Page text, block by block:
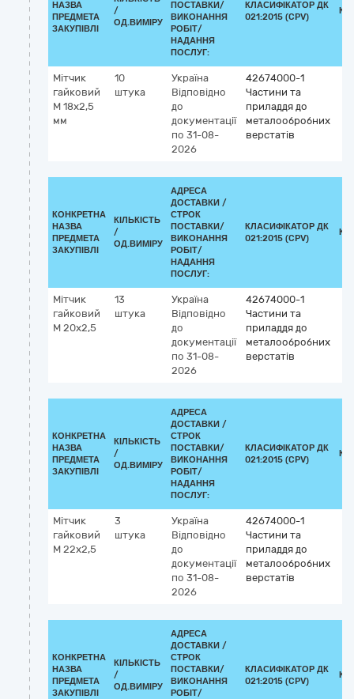
НАЗВА
ПРЕДМЕТА
ЗАКУПІВЛІ
/
ОД.ВИМІРУ
ПОСТАВКИ/
ВИКОНАННЯ
РОБІТ/
НАДАННЯ
ПОСЛУГ:
КЛАСИФІКАТОР ДК
021:2015 (CPV)
Мітчик
гайковий
М 18х2,5
мм
10
штука
Україна
Відповідно
до
документації
по 31-08-
2026
42674000-1
Частини та
приладдя до
металообробних
верстатів
КОНКРЕТНА
НАЗВА
ПРЕДМЕТА
ЗАКУПІВЛІ
КІЛЬКІСТЬ
/
ОД.ВИМІРУ
АДРЕСА
ДОСТАВКИ /
СТРОК
ПОСТАВКИ/
ВИКОНАННЯ
РОБІТ/
НАДАННЯ
ПОСЛУГ:
КЛАСИФІКАТОР ДК
021:2015 (CPV)
Мітчик
гайковий
М 20х2,5
13
штука
Україна
Відповідно
до
документації
по 31-08-
2026
42674000-1
Частини та
приладдя до
металообробних
верстатів
КОНКРЕТНА
НАЗВА
ПРЕДМЕТА
ЗАКУПІВЛІ
КІЛЬКІСТЬ
/
ОД.ВИМІРУ
АДРЕСА
ДОСТАВКИ /
СТРОК
ПОСТАВКИ/
ВИКОНАННЯ
РОБІТ/
НАДАННЯ
ПОСЛУГ:
КЛАСИФІКАТОР ДК
021:2015 (CPV)
Мітчик
гайковий
М 22х2,5
3
штука
Україна
Відповідно
до
документації
по 31-08-
2026
42674000-1
Частини та
приладдя до
металообробних
верстатів
КОНКРЕТНА
НАЗВА
ПРЕДМЕТА
ЗАКУПІВЛІ
КІЛЬКІСТЬ
/
ОД.ВИМІРУ
АДРЕСА
ДОСТАВКИ /
СТРОК
ПОСТАВКИ/
ВИКОНАННЯ
РОБІТ/
КЛАСИФІКАТОР ДК
021:2015 (CPV)